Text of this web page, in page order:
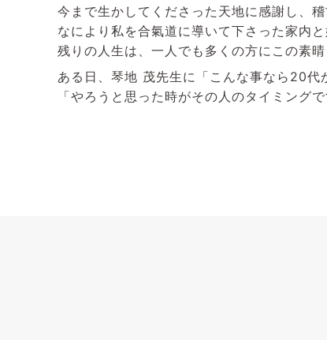
今まで生かしてくださった天地に感謝し、
なにより私を合氣道に導いて下さった家内
残りの人生は、一人でも多くの方にこの素
ある日、琴地 茂先生に「こんな事なら20代
「やろうと思った時がその人のタイミング